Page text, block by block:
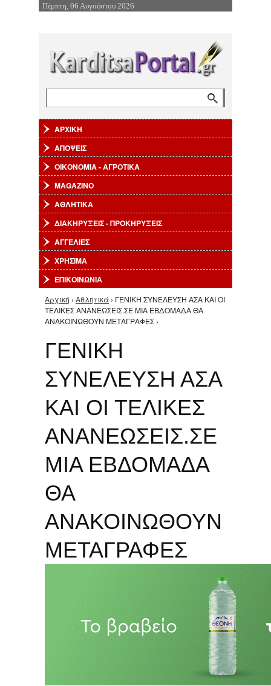
Επιστροφή στην Πλοήγηση
Πέμπτη, 06 Αυγούστου 2026
ΑΡΧΙΚΗ
ΑΠΟΨΕΙΣ
ΟΙΚΟΝΟΜΙΑ - ΑΓΡΟΤΙΚΑ
MAGAZINO
ΑΘΛΗΤΙΚΑ
ΔΙΑΚΗΡΥΞΕΙΣ - ΠΡΟΚΗΡΥΞΕΙΣ
ΑΓΓΕΛΙΕΣ
ΧΡΗΣΙΜΑ
ΕΠΙΚΟΙΝΩΝΙΑ
Είστε εδώ
Αρχική › Αθλητικά › ΓΕΝΙΚΗ ΣΥΝΕΛΕΥΣΗ ΑΣΑ ΚΑΙ ΟΙ
ΤΕΛΙΚΕΣ ΑΝΑΝΕΩΣΕΙΣ.ΣΕ ΜΙΑ ΕΒΔΟΜΑΔΑ ΘΑ
ΑΝΑΚΟΙΝΩΘΟΥΝ ΜΕΤΑΓΡΑΦΕΣ ›
ΓΕΝΙΚΗ
ΣΥΝΕΛΕΥΣΗ ΑΣΑ
ΚΑΙ ΟΙ ΤΕΛΙΚΕΣ
ΑΝΑΝΕΩΣΕΙΣ.ΣΕ
ΜΙΑ ΕΒΔΟΜΑΔΑ
ΘΑ
ΑΝΑΚΟΙΝΩΘΟΥΝ
ΜΕΤΑΓΡΑΦΕΣ